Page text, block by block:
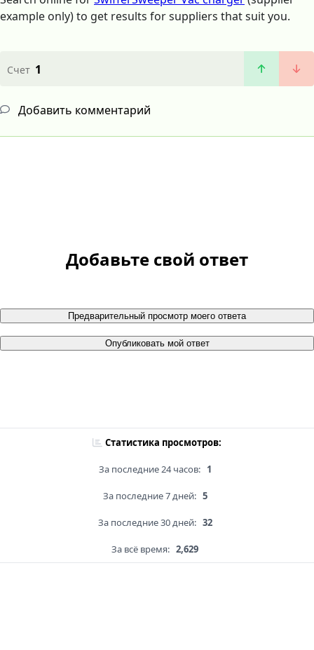
example only) to get results for suppliers that suit you.
Счет 1
Добавить комментарий
Добавьте свой ответ
Предварительный просмотр моего ответа
Опубликовать мой ответ
Статистика просмотров:
За последние 24 часов: 1
За последние 7 дней: 5
За последние 30 дней: 32
За всё время: 2,629